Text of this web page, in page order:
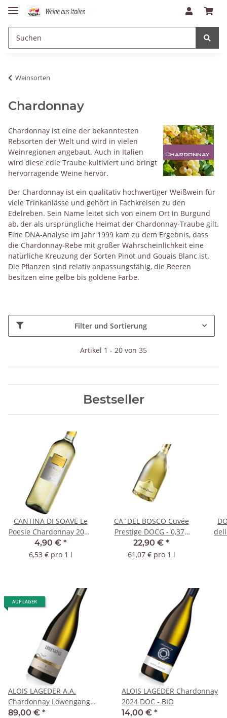
Weinsorten
Chardonnay
Chardonnay ist eine der bekanntesten
Rebsorten der Welt und wird in vielen
Weinregionen angebaut. Auch in Italien
wird diese edle Traube kultiviert und bringt
hervorragende Weine hervor.
Der Chardonnay ist ein qualitativ hochwertiger Weißwein für
viele Trinkanlässe und gehört in Fachkreisen zu den
Edelreben. Sein Name leitet sich von einem Ort in Burgund
ab, der als ursprüngliche Heimat der Chardonnay-Traube gilt.
Eine DNA-Analyse im Jahr 1999 kam zu dem Ergebnis, dass
die Chardonnay-Rebe mit großer Wahrscheinlichkeit eine
natürliche Kreuzung der Sorten Pinot und Gouais Blanc ist.
Die Pflanzen sind relativ anpassungsfähig, die Beeren
besitzen eine gelbe bis goldene Farbe.
Filter und Sortierung
Artikel 1 - 20 von 35
Bestseller
CANTINA DI SOAVE Le
Poesie Chardonnay 2025
IGT
4,90 € *
6,53 € pro 1 l
CA`DEL BOSCO Cuvée
Prestige DOCG - 0,375
Liter - kleine Flasche
22,90 € *
61,07 € pro 1 l
AUF LAGER
ALOIS LAGEDER A.A.
Chardonnay Löwengang
2021 DOC - BIO
89,00 € *
ALOIS LAGEDER Chardonnay
2024 DOC - BIO
14,00 € *